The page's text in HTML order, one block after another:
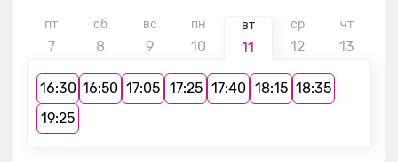
пт
7
сб
8
вс
9
пн
10
вт
11
ср
12
чт
13
16:30 16:50 17:05 17:25 17:40 18:15 18:35
19:25